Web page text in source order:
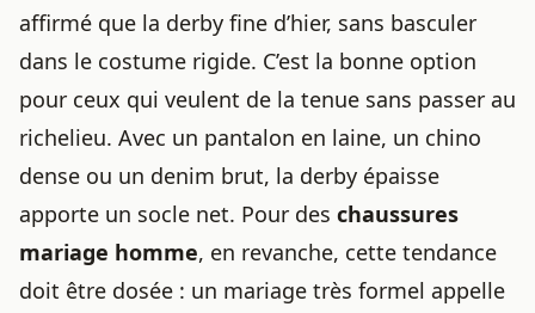
affirmé que la derby fine d’hier, sans basculer
dans le costume rigide. C’est la bonne option
pour ceux qui veulent de la tenue sans passer au
richelieu. Avec un pantalon en laine, un chino
dense ou un denim brut, la derby épaisse
apporte un socle net. Pour des chaussures
mariage homme, en revanche, cette tendance
doit être dosée : un mariage très formel appelle